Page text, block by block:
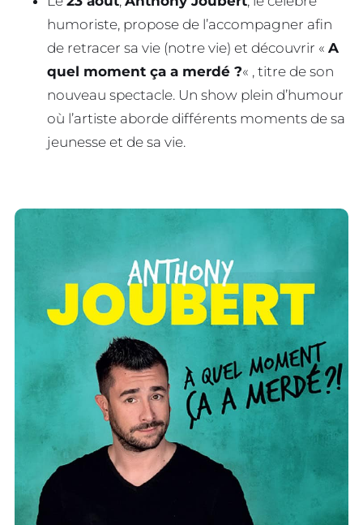
humoriste, propose de l’accompagner afin
de retracer sa vie (notre vie) et découvrir « A
quel moment ça a merdé ?« , titre de son
nouveau spectacle. Un show plein d’humour
où l’artiste aborde différents moments de sa
jeunesse et de sa vie.